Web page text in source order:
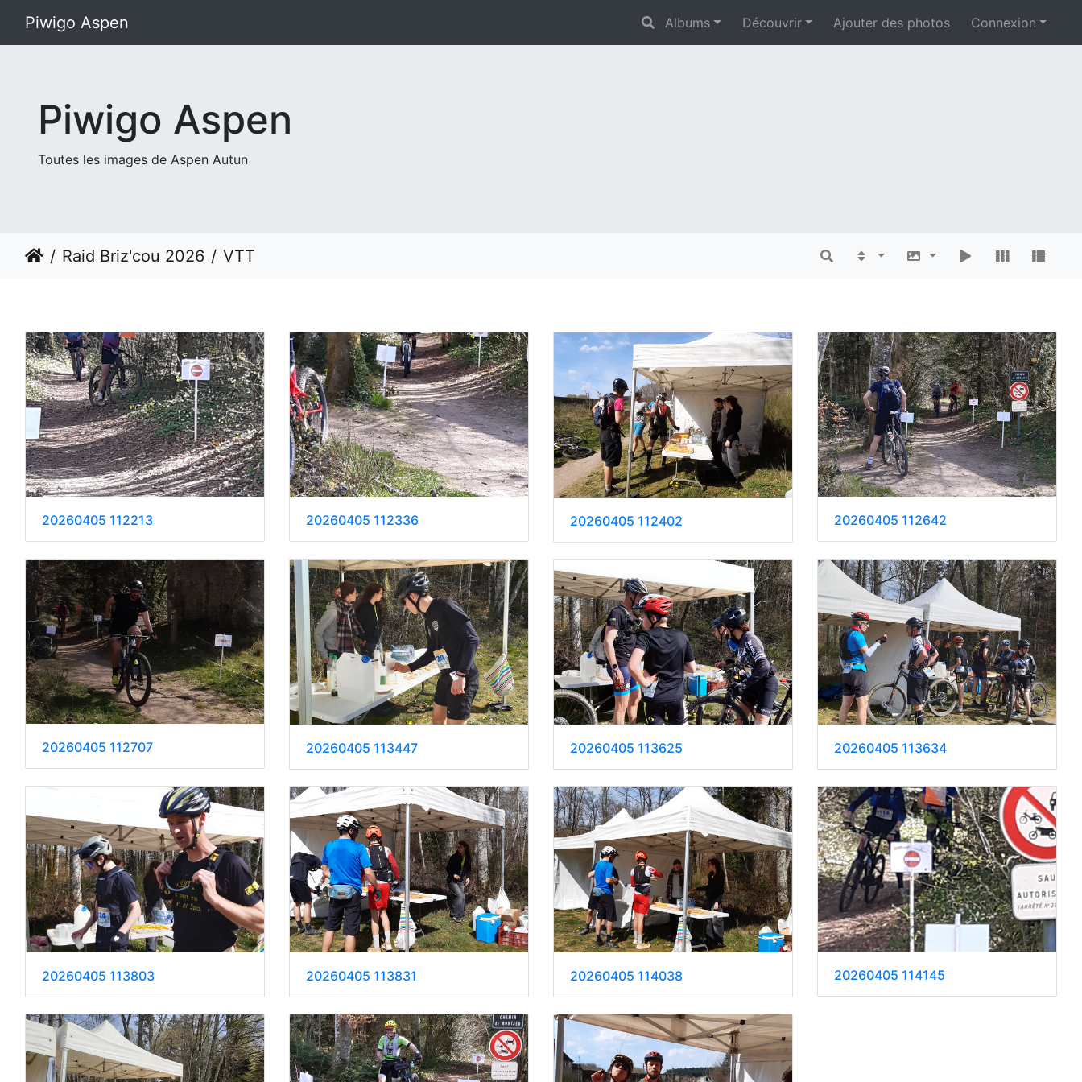
Piwigo Aspen Albums Découvrir Ajouter des photos Connexion
Piwigo Aspen
Toutes les images de Aspen Autun
Raid Briz'cou 2026 VTT
20260405 112213 20260405 112336 20260405 112402 20260405 112642
20260405 112707 20260405 113447 20260405 113625 20260405 113634
20260405 113803 20260405 113831 20260405 114038 20260405 114145